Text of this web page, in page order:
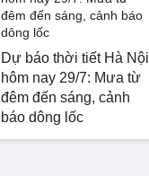
Dự báo thời tiết Hà Nội
hôm nay 29/7: Mưa từ
đêm đến sáng, cảnh
báo dông lốc